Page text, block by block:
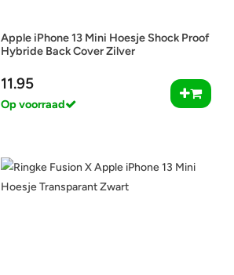
Apple iPhone 13 Mini Hoesje Shock Proof
Hybride Back Cover Zilver
11.95
Op voorraad